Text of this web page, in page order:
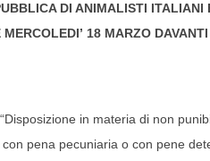
DI ANIMALISTI
18 MARZO
“Disposizione in materia di non
pena pecuniaria o con pene